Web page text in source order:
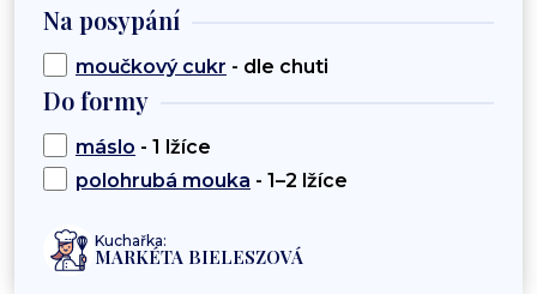
Na posypání
moučkový cukr - dle chuti
Do formy
máslo - 1 lžíce
polohrubá mouka - 1–2 lžíce
Kuchařka:
MARKÉTA BIELESZOVÁ